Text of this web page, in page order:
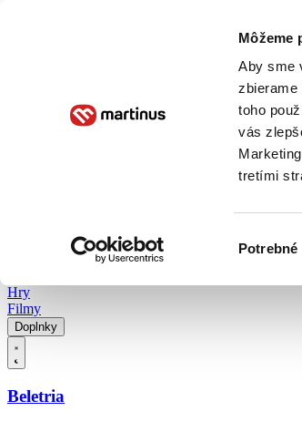
Môžeme
Aby sme
zbierame
toho
vás
tretími
súhlasu
Potrebné
Poukážky
Hry
Filmy
Doplnky
Beletria